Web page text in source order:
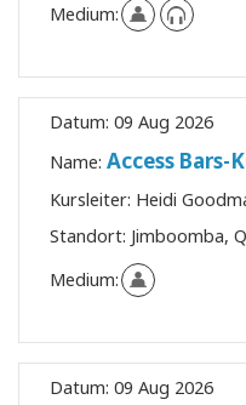
Medium:
Datum: 09 Aug 2026
Name: Access Bars-
Kursleiter: Heidi
Standort: Jimboomba,
Medium:
Datum: 09 Aug 2026